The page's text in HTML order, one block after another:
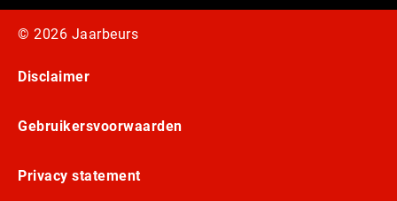
© 2026 Jaarbeurs
Disclaimer
Gebruikersvoorwaarden
Privacy statement